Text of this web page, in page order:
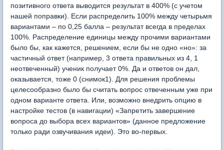
позитивного ответа выводится результат в 400% (с учетом
нашей поправки). Если распределить 100% между четырьмя
вариантами – по 0,25 балла – результат всегда в пределах
100%. Распределение единицы между прочими вариантами
было бы, как кажется, решением, если бы не одно «но»: за
частичный ответ (например, 3 ответа правильных из 4, 1
неотвеченный) ученик получает 0%. Да и ответов он дал,
оказывается, тоже 0 (снимок1). Для решения проблемы
целесообразно было бы считать вопрос отвеченным уже при
одном варианте ответа. Или, возможно внедрить опцию в
настройке тестов (в навигации) «Запретить завершение
вопроса до выбора всех вариантов» (данное предложение
только ради озвучивания идеи). Это во-первых.